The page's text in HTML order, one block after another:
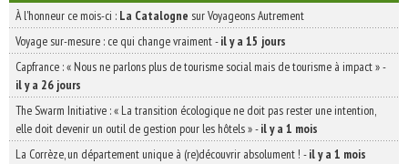
À l'honneur ce mois-ci : La Catalogne sur Voyageons Autrement
Voyage sur-mesure : ce qui change vraiment-il y a 15 jours
Capfrance : « Nous ne parlons plus de tourisme social mais de tourisme à impact »-
il y a 26 jours
The Swarm Initiative : « La transition écologique ne doit pas rester une intention,
elle doit devenir un outil de gestion pour les hôtels »-il y a 1 mois
La Corrèze, un département unique à (re)découvrir absolument ! -il y a 1 mois